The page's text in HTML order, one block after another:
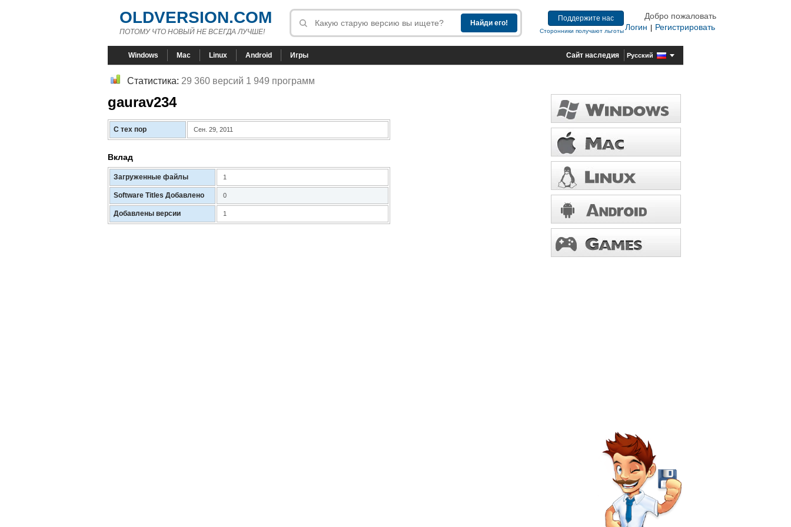
OLDVERSION.COM
ПОТОМУ ЧТО НОВЫЙ НЕ ВСЕГДА ЛУЧШЕ!
Поддержите нас
Сторонники получают льготы
Добро пожаловать
Логин
Регистрировать
Windows Mac Linux Android Игры Сайт наследия Русский
Статистика: 29 360 версий 1 949 программ
gaurav234
С тех пор Сен. 29, 2011
Вклад
Загруженные файлы 1
Software Titles Добавлено 0
Добавлены версии 1